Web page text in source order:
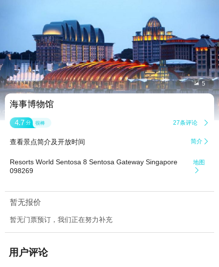
 5
海事博物馆
4.7 分 很棒 27条评论 
查看景点简介及开放时间 简介 
Resorts World Sentosa 8 Sentosa Gateway Singapore
098269
地图

暂无报价
暂无门票预订，我们正在努力补充
用户评论